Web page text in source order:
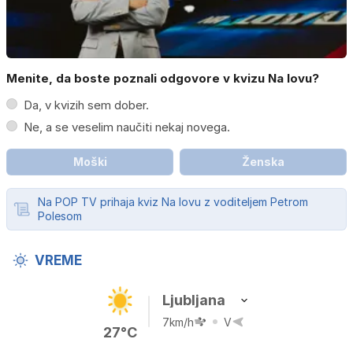
Menite, da boste poznali odgovore v kvizu Na lovu?
Da, v kvizih sem dober.
Ne, a se veselim naučiti nekaj novega.
Moški Ženska
Na POP TV prihaja kviz Na lovu z voditeljem Petrom
Polesom
VREME
27°C
Ljubljana
7km/h V